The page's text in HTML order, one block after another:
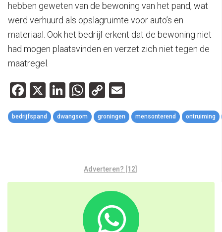
hebben geweten van de bewoning van het pand, wat
werd verhuurd als opslagruimte voor auto’s en
materiaal. Ook het bedrijf erkent dat de bewoning niet
had mogen plaatsvinden en verzet zich niet tegen de
maatregel.
Facebook
X LinkedIn
WhatsApp
Copy
Link
bedrijfspand dwangsom groningen mensonterend ontruiming
Adverteren? [12]